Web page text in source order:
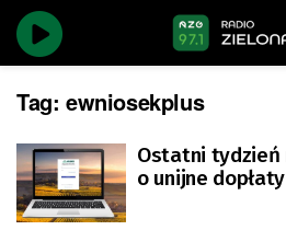
Tag: ewniosekplus
Ostatni tydzień
o unijne dopłaty